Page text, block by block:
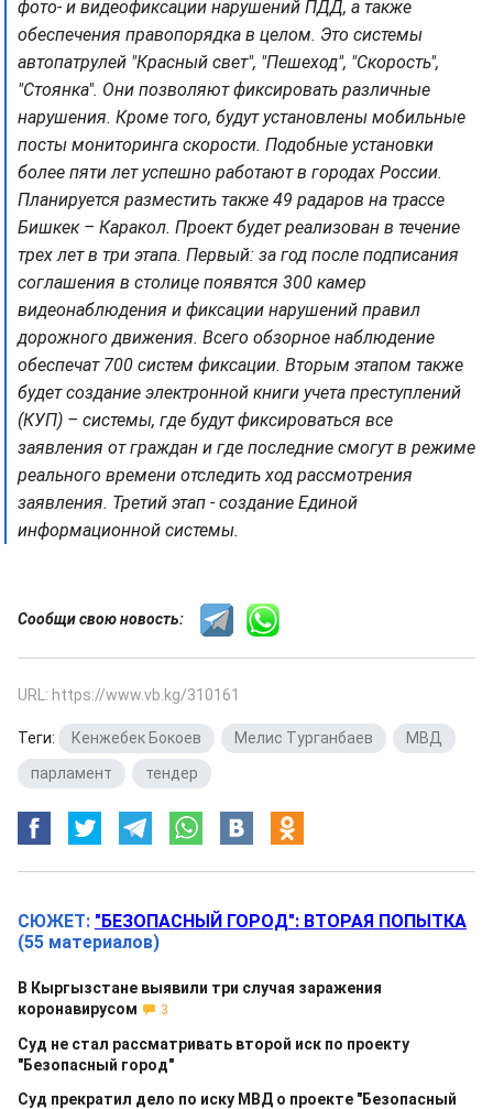
фото- и видеофиксации нарушений ПДД, а также
обеспечения правопорядка в целом. Это системы
автопатрулей "Красный свет", "Пешеход", "Скорость",
"Стоянка". Они позволяют фиксировать различные
нарушения. Кроме того, будут установлены мобильные
посты мониторинга скорости. Подобные установки
более пяти лет успешно работают в городах России.
Планируется разместить также 49 радаров на трассе
Бишкек – Каракол. Проект будет реализован в течение
трех лет в три этапа. Первый: за год после подписания
соглашения в столице появятся 300 камер
видеонаблюдения и фиксации нарушений правил
дорожного движения. Всего обзорное наблюдение
обеспечат 700 систем фиксации. Вторым этапом также
будет создание электронной книги учета преступлений
(КУП) – системы, где будут фиксироваться все
заявления от граждан и где последние смогут в режиме
реального времени отследить ход рассмотрения
заявления. Третий этап - создание Единой
информационной системы.
Сообщи свою новость:
URL: https://www.vb.kg/310161
Теги: Кенжебек Бокоев Мелис Турганбаев МВД
парламент
тендер
СЮЖЕТ: "БЕЗОПАСНЫЙ ГОРОД": ВТОРАЯ ПОПЫТКА
(55 материалов)
В Кыргызстане выявили три случая заражения
коронавирусом
3
Суд не стал рассматривать второй иск по проекту
"Безопасный город"
Суд прекратил дело по иску МВД о проекте "Безопасный